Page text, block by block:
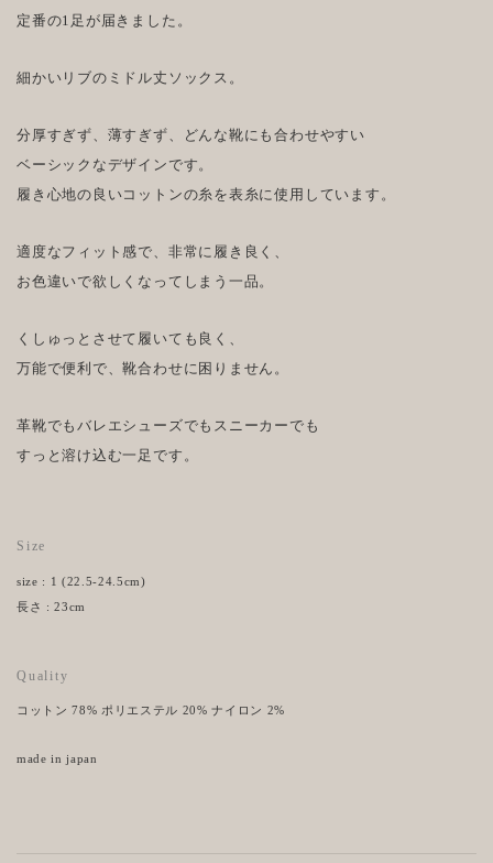
定番の1足が届きました。
細かいリブのミドル丈ソックス。
分厚すぎず、薄すぎず、どんな靴にも合わせやすい
ベーシックなデザインです。
履き心地の良いコットンの糸を表糸に使用しています。
適度なフィット感で、非常に履き良く、
お色違いで欲しくなってしまう一品。
くしゅっとさせて履いても良く、
万能で便利で、靴合わせに困りません。
革靴でもバレエシューズでもスニーカーでも
すっと溶け込む一足です。
Size
size : 1 (22.5-24.5cm)
長さ : 23cm
Quality
コットン 78% ポリエステル 20% ナイロン 2%
made in japan